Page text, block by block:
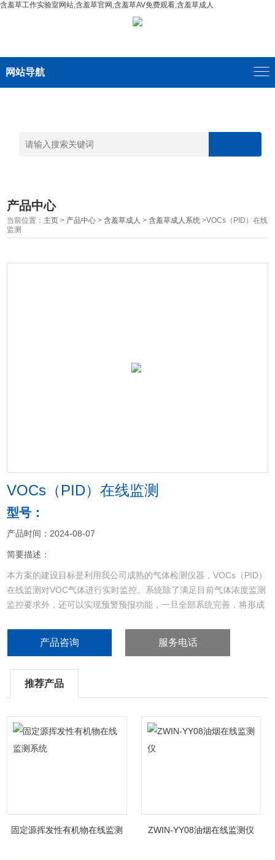
含羞草工作实验室网站,含羞草官网,含羞草AV免费观看,含羞草成人
网站导航
产品中心
当前位置： 主页 > 产品中心 >含羞草成人 >含羞草成人系统 >VOCs（PID）在线
监测
VOCs（PID）在线监测
型号：
产品时间：2024-08-07
简要描述：
本方案的建设目标是利用我公司成熟的气体检测仪器，VOCs（PID）
在线监测对VOC气体进行实时监控。系统除了满足目前气体浓度监测
监控要求外，还可以实现预警预报功能，一旦全部系统完善，将形成
的应急处理能力。
产品咨询 服务电话
推荐产品
固定源挥发性有机物在线监测
ZWIN-YY08油烟在线监测仪